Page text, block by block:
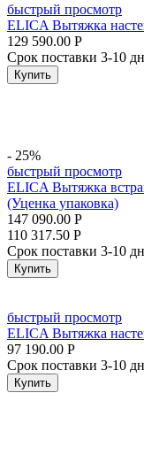
быстрый просмотр
ELICA Вытяжка
129 590.00 Р
Срок поставки 3-10
Купить
- 25%
быстрый просмотр
ELICA Вытяжка
(Уценка упаковка)
147 090.00 Р
110 317.50 Р
Срок поставки 3-10
Купить
быстрый просмотр
ELICA Вытяжка
97 190.00 Р
Срок поставки 3-10
Купить